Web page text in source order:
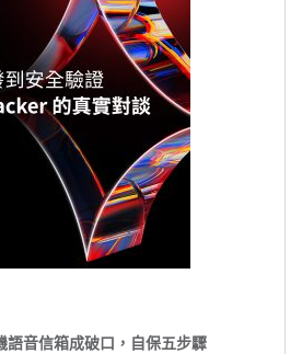
音信箱成破口，自保五步驟